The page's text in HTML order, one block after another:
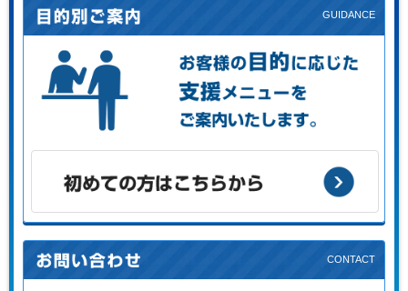
お客様の目的に応じた支援メニューをご案内します。
初めての方はこちらから